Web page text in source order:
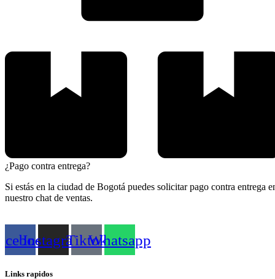
¿Pago contra entrega?
Si estás en la ciudad de Bogotá puedes solicitar pago contra entrega
nuestro chat de ventas.
InstagramTiktokWhatsapp
Links rapidos